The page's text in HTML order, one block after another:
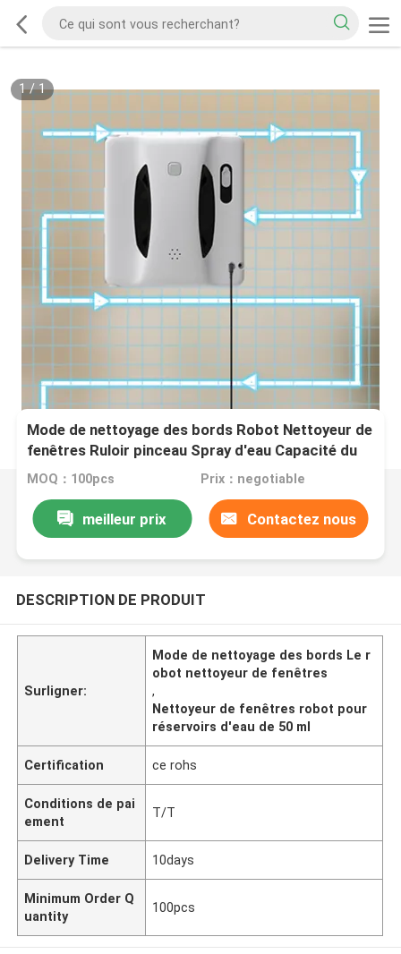
1/1
Mode de nettoyage des bords Robot Nettoyeur de
fenêtres Ruloir pinceau Spray d'eau Capacité du
réservoir d'eau 50 ml
MOQ：100pcs Prix：negotiable
meilleur prix Contactez nous
DESCRIPTION DE PRODUIT
Surligner:
Mode de nettoyage des bords Le r
obot nettoyeur de fenêtres
,
Nettoyeur de fenêtres robot pour
réservoirs d'eau de 50 ml
Certification ce rohs
Conditions de pai
ement
T/T
Delivery Time 10days
Minimum Order Q
uantity
100pcs